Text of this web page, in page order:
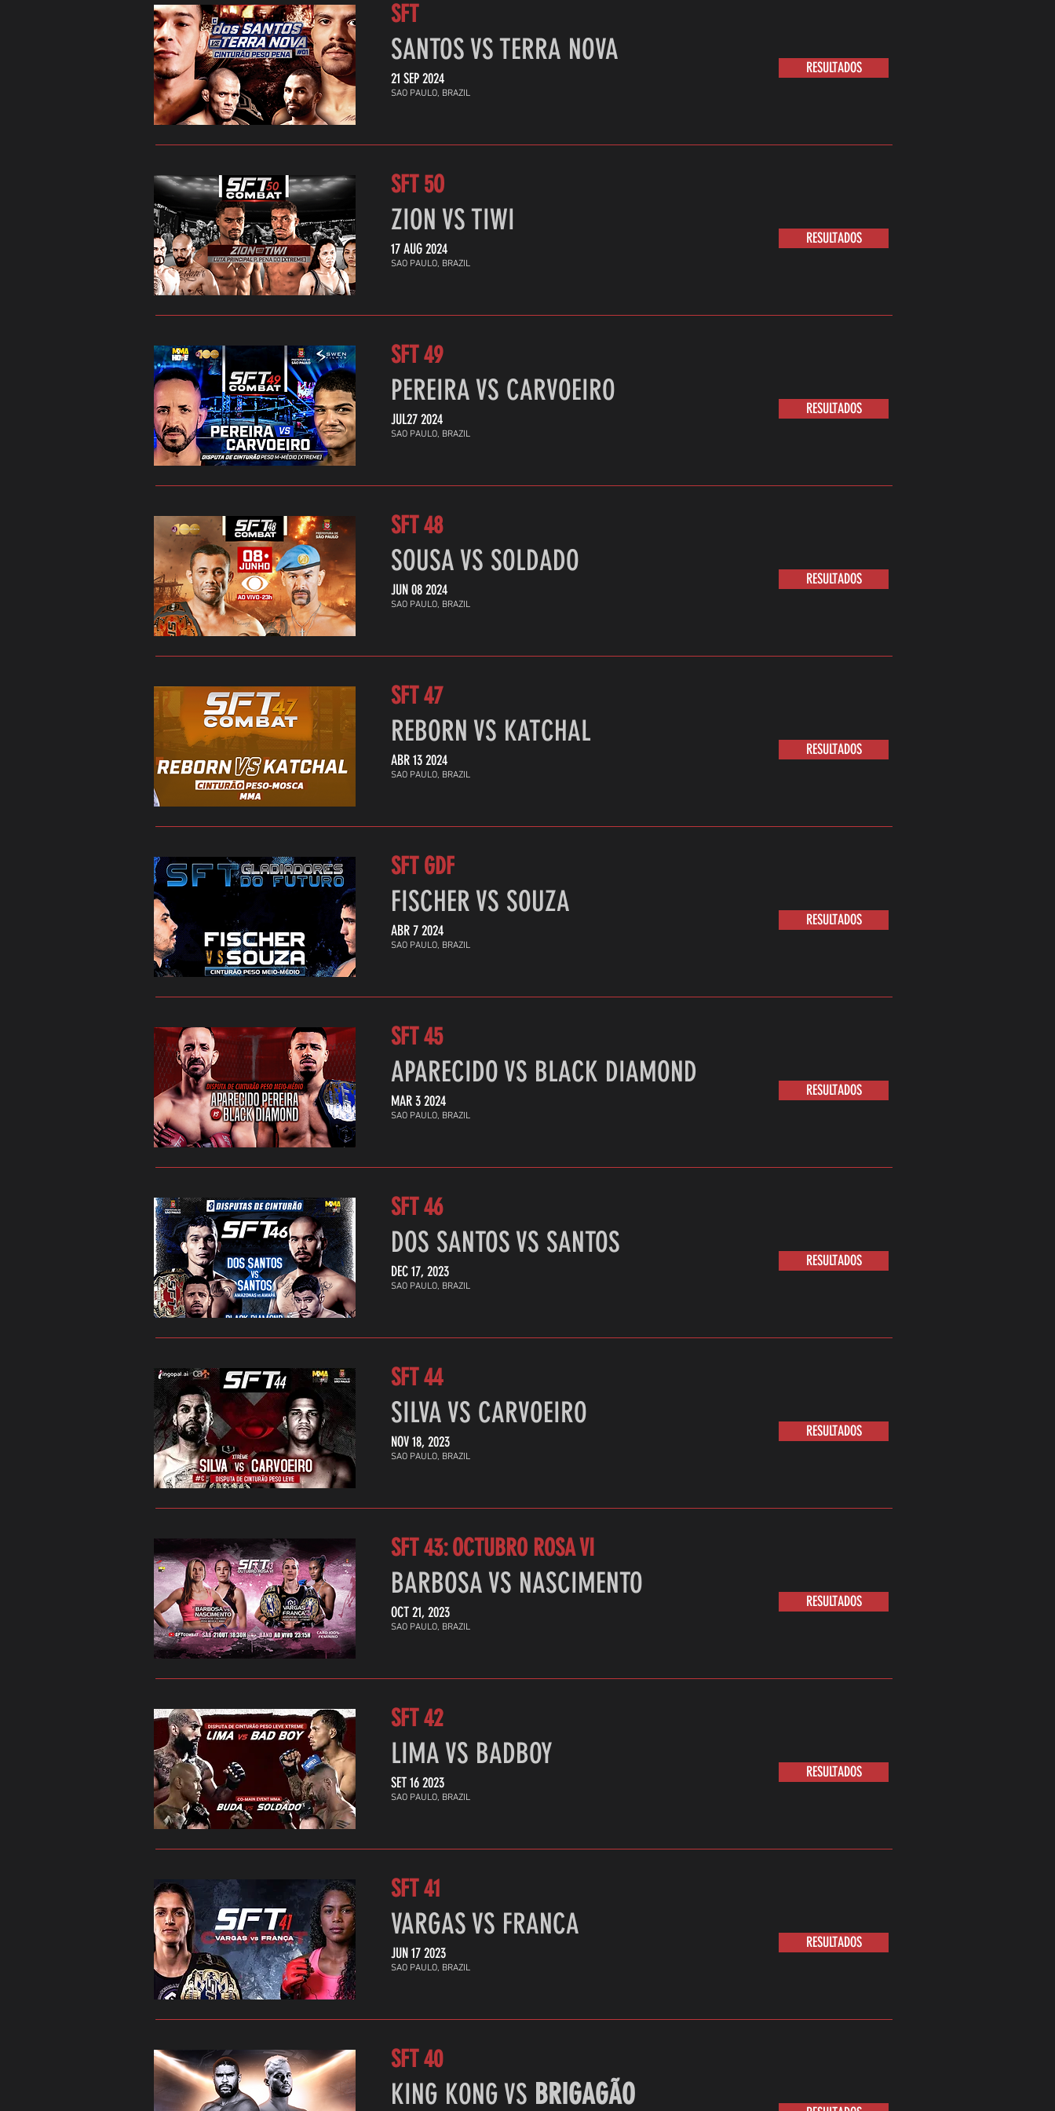
SFT
SANTOS VS TERRA NOVA
21 SEP 2024
SAO PAULO, BRAZIL
RESULTADOS
SFT 5O
ZION VS TIWI
17 AUG 2024
SAO PAULO, BRAZIL
RESULTADOS
SFT 49
PEREIRA VS CARVOEIRO
JUL27 2024
SAO PAULO, BRAZIL
RESULTADOS
SFT 48
SOUSA VS SOLDADO
JUN 08 2024
SAO PAULO, BRAZIL
RESULTADOS
SFT 47
REBORN VS KATCHAL
ABR 13 2024
SAO PAULO, BRAZIL
RESULTADOS
SFT GDF
FISCHER VS SOUZA
ABR 7 2024
SAO PAULO, BRAZIL
RESULTADOS
SFT 45
APARECIDO VS BLACK DIAMOND
MAR 3 2024
SAO PAULO, BRAZIL
RESULTADOS
SFT 46
DOS SANTOS VS SANTOS
DEC 17, 2023
SAO PAULO, BRAZIL
RESULTADOS
SFT 44
SILVA VS CARVOEIRO
NOV 18, 2023
SAO PAULO, BRAZIL
RESULTADOS
SFT 43: OCTUBRO ROSA VI
BARBOSA VS NASCIMENTO
OCT 21, 2023
SAO PAULO, BRAZIL
RESULTADOS
SFT 42
LIMA VS BADBOY
SET 16 2023
SAO PAULO, BRAZIL
RESULTADOS
SFT 41
VARGAS VS FRANCA
JUN 17 2023
SAO PAULO, BRAZIL
RESULTADOS
SFT 40
KING KONG VS BRIGAGÃO